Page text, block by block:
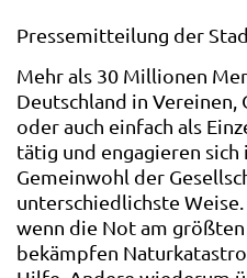
Pressemitteilung der
Mehr als 30 Millionen
Deutschland in
oder auch einfach als
tätig und engagieren
Gemeinwohl der
unterschiedlichste
wenn die Not am größten
bekämpfen